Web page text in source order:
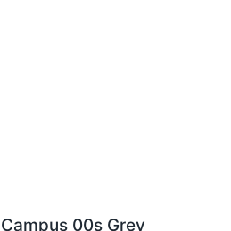
00s Grey